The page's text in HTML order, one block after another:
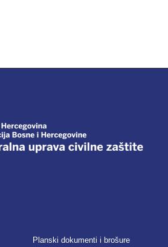
Planski dokumenti i brošure